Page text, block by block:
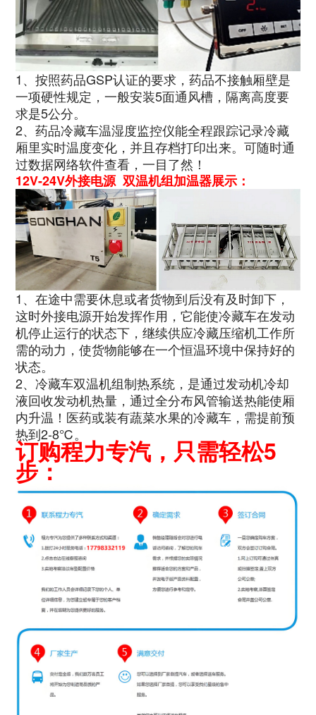
1、按照药品GSP认证的要求，药品不接触厢壁是
一项硬性规定，一般安装5面通风槽，隔离高度要
求是5公分。
2、药品冷藏车温湿度监控仪能全程跟踪记录冷藏
厢里实时温度变化，并且存档打印出来。可随时通
过数据网络软件查看，一目了然！
12V-24V外接电源 双温机组加温器展示：
1、在途中需要休息或者货物到后没有及时卸下，
这时外接电源开始发挥作用，它能使冷藏车在发动
机停止运行的状态下，继续供应冷藏压缩机工作所
需的动力，使货物能够在一个恒温环境中保持好的
状态。
2、冷藏车双温机组制热系统，是通过发动机冷却
液回收发动机热量，通过全分布风管输送热能使厢
内升温！医药或装有蔬菜水果的冷藏车，需提前预
热到2-8℃。
订购程力专汽，只需轻松5
步：